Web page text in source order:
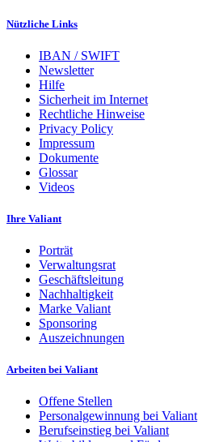
Nützliche Links
IBAN / SWIFT
Newsletter
Hilfe
Sicherheit im Internet
Rechtliche Hinweise
Privacy Policy
Impressum
Dokumente
Glossar
Videos
Ihre Valiant
Porträt
Verwaltungsrat
Geschäftsleitung
Nachhaltigkeit
Marke Valiant
Sponsoring
Auszeichnungen
Arbeiten bei Valiant
Offene Stellen
Personalgewinnung bei Valiant
Berufseinstieg bei Valiant